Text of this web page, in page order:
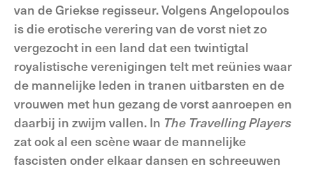
van de Griekse regisseur. Volgens Angelopoulos
is die erotische verering van de vorst niet zo
vergezocht in een land dat een twintigtal
royalistische verenigingen telt met reünies waar
de mannelijke leden in tranen uitbarsten en de
vrouwen met hun gezang de vorst aanroepen en
daarbij in zwijm vallen. In The Travelling Players
zat ook al een scène waar de mannelijke
fascisten onder elkaar dansen en schreeuwen